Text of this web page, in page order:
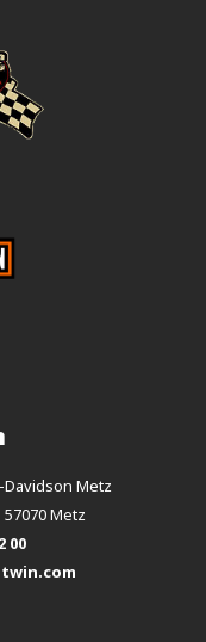
Davidson Metz
Metz
00